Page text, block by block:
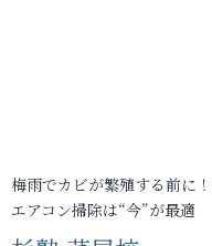
梅雨でカビが繁殖する前に！
エアコン掃除は“今”が最適